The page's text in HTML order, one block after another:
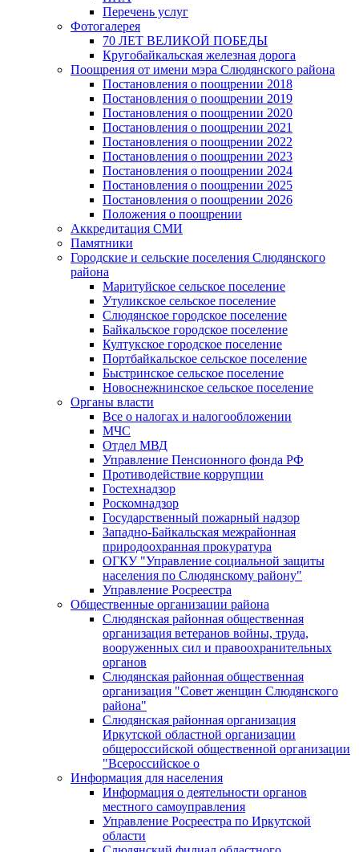
Перечень услуг
Фотогалерея
70 ЛЕТ ВЕЛИКОЙ ПОБЕДЫ
Кругобайкальская железная дорога
Поощрения от имени мэра Слюдянского района
Постановления о поощрении 2018
Постановления о поощрении 2019
Постановления о поощрении 2020
Постановления о поощрении 2021
Постановления о поощрении 2022
Постановления о поощрении 2023
Постановления о поощрении 2024
Постановления о поощрении 2025
Постановления о поощрении 2026
Положения о поощрении
Аккредитация СМИ
Памятники
Городские и сельские поселения Слюдянского
района
Маритуйское сельское поселение
Утуликское сельское поселение
Слюдянское городское поселение
Байкальское городское поселение
Култукское городское поселение
Портбайкальское сельское поселение
Быстринское сельское поселение
Новоснежнинское сельское поселение
Органы власти
Все о налогах и налогообложении
МЧС
Отдел МВД
Управление Пенсионного фонда РФ
Противодействие коррупции
Гостехнадзор
Роскомнадзор
Государственный пожарный надзор
Западно-Байкальская межрайонная
природоохранная прокуратура
ОГКУ "Управление социальной защиты
населения по Слюдянскому району"
Управление Росреестра
Общественные организации района
Слюдянская районная общественная
организация ветеранов войны, труда,
вооруженных сил и правоохранительных
органов
Слюдянская районная общественная
организация "Совет женщин Слюдянского
района"
Слюдянская районная организация
Иркутской областной организации
общероссийской общественной организации
"Всероссийское о
Информация для населения
Информация о деятельности органов
местного самоуправления
Управление Росреестра по Иркутской
области